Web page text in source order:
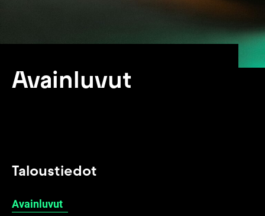
Avainluvut
Taloustiedot
Avainluvut